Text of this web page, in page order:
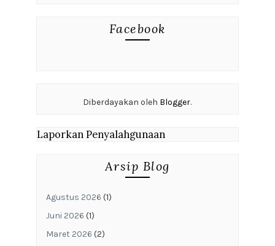
Facebook
Diberdayakan oleh Blogger.
Laporkan Penyalahgunaan
Arsip Blog
Agustus 2026 (1)
Juni 2026 (1)
Maret 2026 (2)